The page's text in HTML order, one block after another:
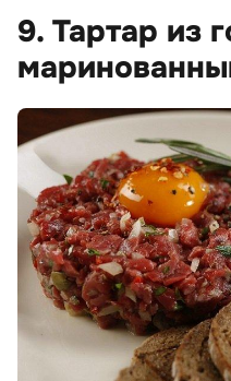
9. Тартар из